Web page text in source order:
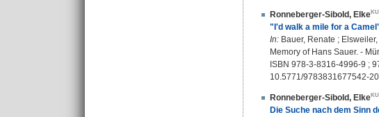
Ronneberger-Sibold, Elke
"I'd walk a mile for a
In: Bauer, Renate ;
Memory of Hans Sauer. -
ISBN 978-3-8316-4996-9 ;
10.5771/9783831677542-
Ronneberger-Sibold, Elke
Die Suche nach dem Sinn